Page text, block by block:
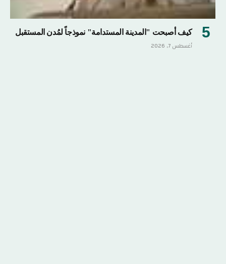
كيف أصبحت "المدينة المستدامة" نموذجاً لمُدن المستقبل
أغسطس 7, 2026